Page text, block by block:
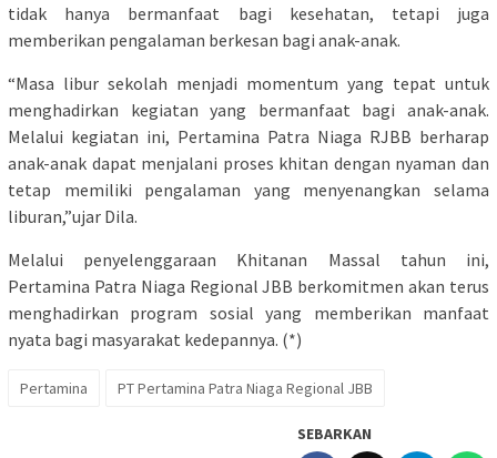
tidak hanya bermanfaat bagi kesehatan, tetapi juga
memberikan pengalaman berkesan bagi anak-anak.
“Masa libur sekolah menjadi momentum yang tepat untuk
menghadirkan kegiatan yang bermanfaat bagi anak-anak.
Melalui kegiatan ini, Pertamina Patra Niaga RJBB berharap
anak-anak dapat menjalani proses khitan dengan nyaman dan
tetap memiliki pengalaman yang menyenangkan selama
liburan,”ujar Dila.
Melalui penyelenggaraan Khitanan Massal tahun ini,
Pertamina Patra Niaga Regional JBB berkomitmen akan terus
menghadirkan program sosial yang memberikan manfaat
nyata bagi masyarakat kedepannya. (*)
Pertamina PT Pertamina Patra Niaga Regional JBB
SEBARKAN